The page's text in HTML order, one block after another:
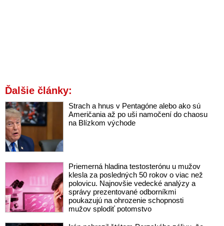
Ďalšie články:
Strach a hnus v Pentagóne alebo ako sú
Američania až po uši namočení do chaosu
na Blízkom východe
Priemerná hladina testosterónu u mužov
klesla za posledných 50 rokov o viac než
polovicu. Najnovšie vedecké analýzy a
správy prezentované odborníkmi
poukazujú na ohrozenie schopnosti
mužov splodiť potomstvo